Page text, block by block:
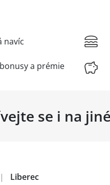
navíc
a prémie
se i na
| Liberec